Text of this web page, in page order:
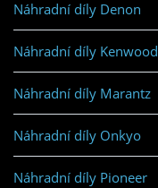
Náhradní díly Denon
Náhradní díly Kenwood
Náhradní díly Marantz
Náhradní díly Onkyo
Náhradní díly Pioneer